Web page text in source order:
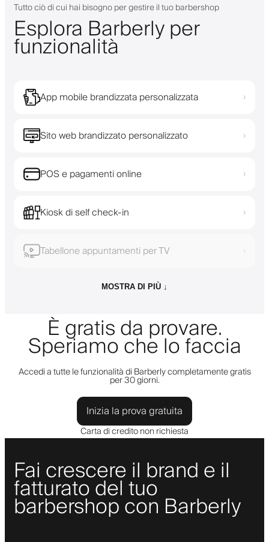
Tutto ciò di cui hai bisogno per gestire il tuo barbershop
Esplora Barberly per
funzionalità
App mobile brandizzata personalizzata ›
Sito web brandizzato personalizzato ›
POS e pagamenti online ›
Kiosk di self check-in ›
Tabellone appuntamenti per TV ›
MOSTRA DI PIÙ ↓
È gratis da provare.
Speriamo che lo faccia
Accedi a tutte le funzionalità di Barberly completamente gratis
per 30 giorni.
Inizia la prova gratuita
Carta di credito non richiesta
Fai crescere il brand e il
fatturato del tuo
barbershop con Barberly